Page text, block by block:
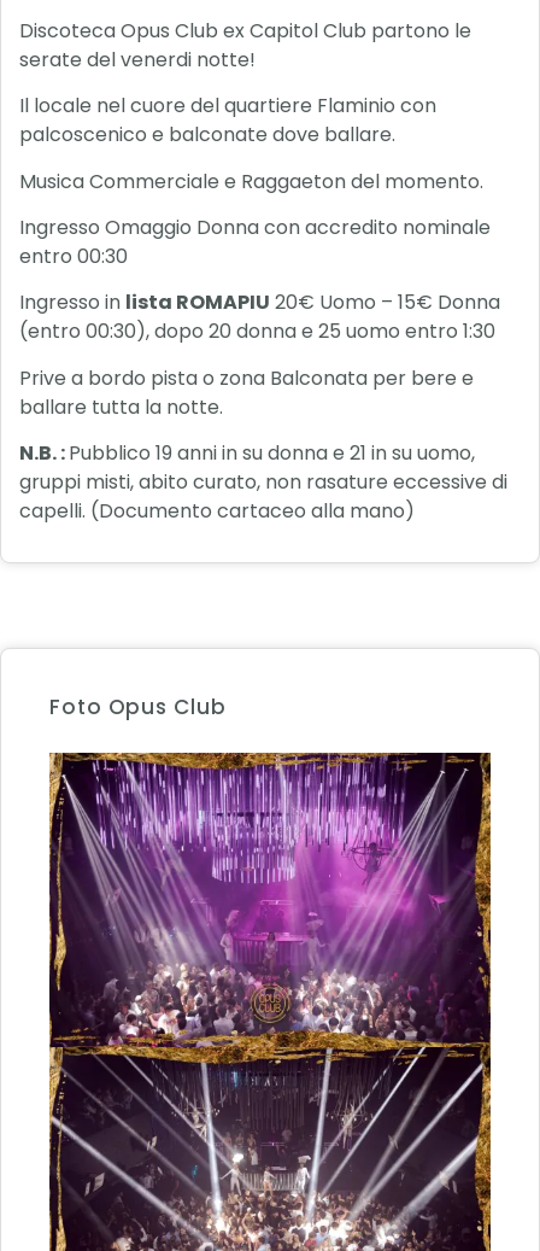
Discoteca Opus Club ex Capitol Club partono le
serate del venerdi notte!
Il locale nel cuore del quartiere Flaminio con
palcoscenico e balconate dove ballare.
Musica Commerciale e Raggaeton del momento.
Ingresso Omaggio Donna con accredito nominale
entro 00:30
Ingresso in lista ROMAPIU 20€ Uomo – 15€ Donna
(entro 00:30), dopo 20 donna e 25 uomo entro 1:30
Prive a bordo pista o zona Balconata per bere e
ballare tutta la notte.
N.B. :Pubblico 19 anni in su donna e 21 in su uomo,
gruppi misti, abito curato, non rasature eccessive di
capelli. (Documento cartaceo alla mano)
Foto Opus Club